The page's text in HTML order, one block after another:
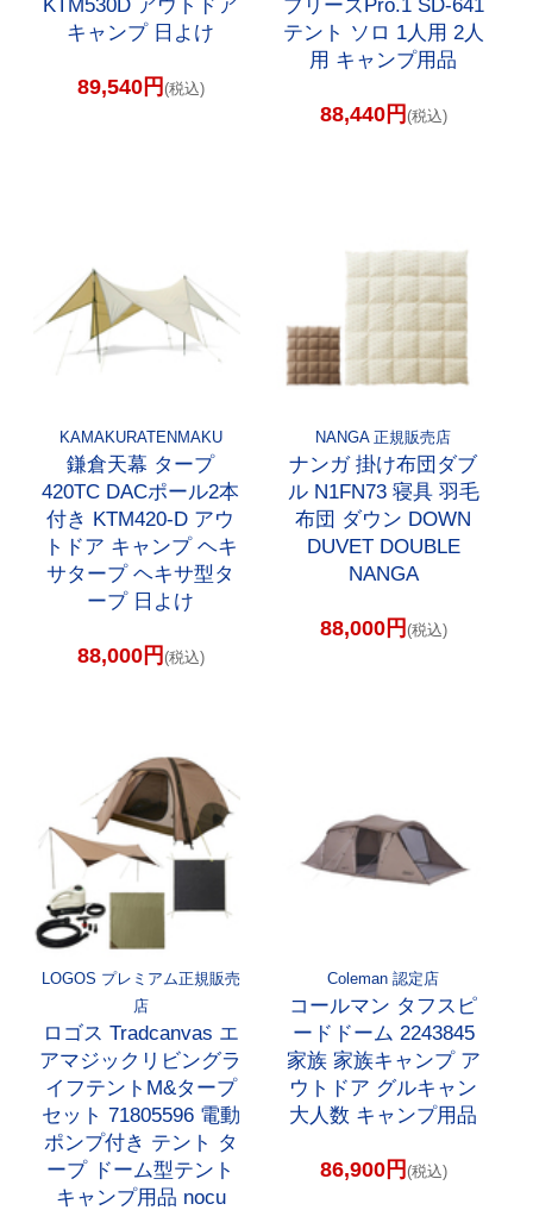
KTM530D アウトドア
キャンプ 日よけ
89,540円 (税込)
ブリーズPro.1 SD-641
テント ソロ 1人用 2人
用 キャンプ用品
88,440円 (税込)
KAMAKURATENMAKU
鎌倉天幕 タープ
420TC DACポール2本
付き KTM420-D アウ
トドア キャンプ ヘキ
サタープ ヘキサ型タ
ープ 日よけ
88,000円 (税込)
NANGA 正規販売店
ナンガ 掛け布団ダブ
ル N1FN73 寝具 羽毛
布団 ダウン DOWN
DUVET DOUBLE
NANGA
88,000円 (税込)
LOGOS プレミアム正規販売
店
ロゴス Tradcanvas エ
アマジックリビングラ
イフテントM&タープ
セット 71805596 電動
ポンプ付き テント タ
ープ ドーム型テント
キャンプ用品 nocu
Coleman 認定店
コールマン タフスピ
ードドーム 2243845
家族 家族キャンプ ア
ウトドア グルキャン
大人数 キャンプ用品
86,900円 (税込)